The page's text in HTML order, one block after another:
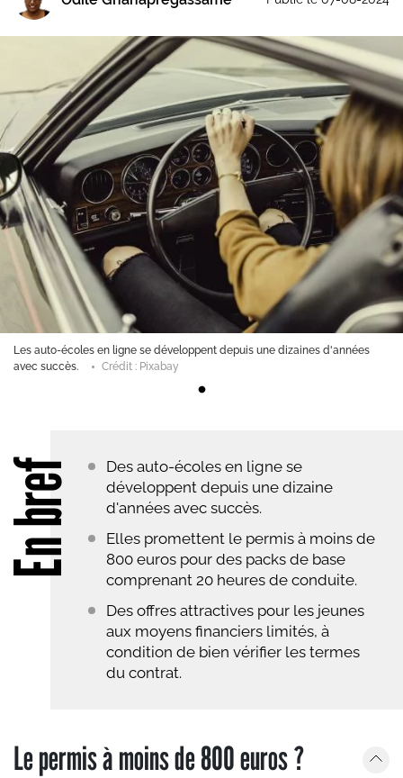
bref
Des auto-écoles en ligne se
développent depuis une dizaine
d'années avec succès.
Elles promettent le permis à moins de
800 euros pour des packs de base
comprenant 20 heures de conduite.
Des offres attractives pour les jeunes
aux moyens financiers limités, à
condition de bien vérifier les termes
du contrat.
Les auto-écoles en ligne se développent depuis une dizaines d'années
avec succès.
Crédit : Pixabay
Le permis à moins de 800 euros ?